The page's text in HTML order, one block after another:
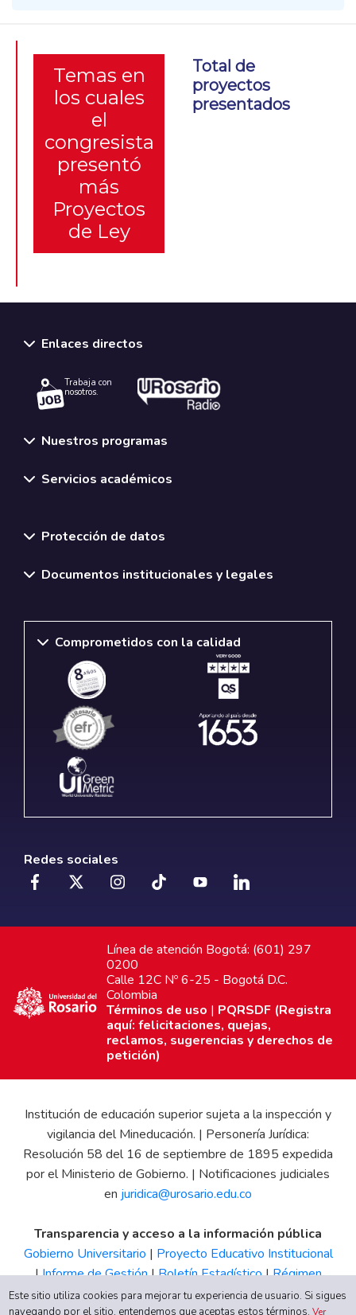
Temas en
los cuales
el
congresista
presentó
más
Proyectos
de Ley
Total de
proyectos
presentados
Enlaces directos
Trabaja con
nosotros.
Nuestros programas
Servicios académicos
Protección de datos
Documentos institucionales y legales
Comprometidos con la calidad
Redes sociales
Línea de atención Bogotá: (601) 297
0200
Calle 12C Nº 6-25 - Bogotá D.C.
Colombia
Términos de uso | PQRSDF (Registra
aquí: felicitaciones, quejas,
reclamos, sugerencias y derechos de
petición)
Institución de educación superior sujeta a la inspección y
vigilancia del Mineducación. | Personería Jurídica:
Resolución 58 del 16 de septiembre de 1895 expedida
por el Ministerio de Gobierno. | Notificaciones judiciales
en juridica@urosario.edu.co
Transparencia y acceso a la información pública
Gobierno Universitario | Proyecto Educativo Institucional
|Informe de Gestión|Boletín Estadístico|Régimen
Tributario|Estados Financieros |Código de Ética| Canal
Este sitio utiliza cookies para mejorar tu experiencia de usuario. Si sigues
navegando por el sitio, entendemos que aceptas estos términos.Ver